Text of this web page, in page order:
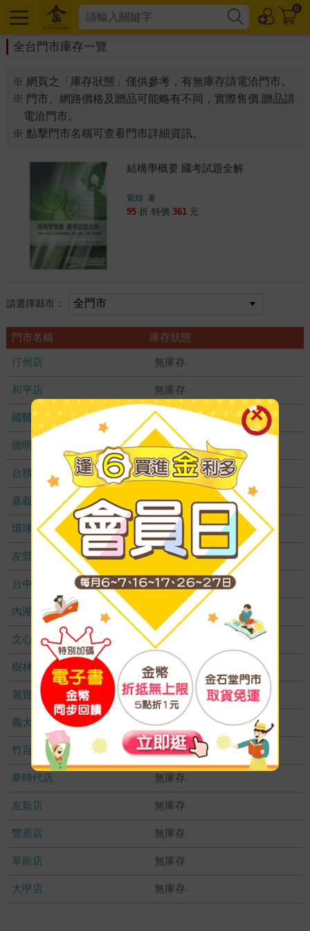
0
全台門市庫存一覽
※ 網頁之「庫存狀態」僅供參考，有無庫存請電洽門市。
※ 門市、網路價格及贈品可能略有不同，實際售價.贈品請
電洽門市。
※ 點擊門市名稱可查看門市詳細資訊。
結構學概要 國考試題全解
紫煌 著
95 折 特價 361 元
請選擇縣市：
門市名稱 庫存狀態
汀州店 無庫存
和平店 無庫存
國醫加盟店 無庫存
德明加盟店 無庫存
台積店 無庫存
嘉義耐斯店 無庫存
環球店 無庫存
左營店 無庫存
台中秀泰店 無庫存
內湖大潤發 無庫存
文心店 無庫存
樹林店 無庫存
麗寶店 無庫存
義大店 無庫存
竹百店 無庫存
夢時代店 無庫存
左新店 無庫存
豐原店 無庫存
草衙店 無庫存
大甲店 無庫存